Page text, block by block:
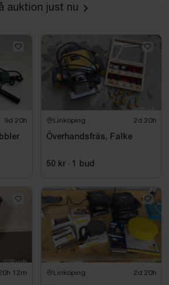
auktion just nu
9d 20h Linköping 2d 20h
Överhandsfräs, Falke
50 kr · 1 bud
12m Linköping 2d 20h